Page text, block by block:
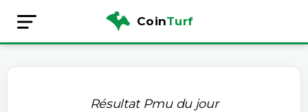
CoinTurf
Résultat Pmu du jour